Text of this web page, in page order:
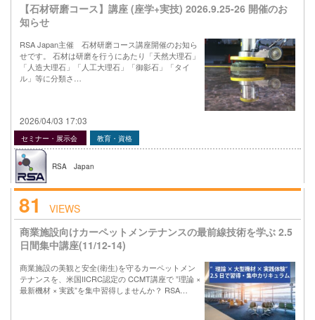
【石材研磨コース】講座 (座学+実技) 2026.9.25-26 開催のお
知らせ
RSA Japan主催 石材研磨コース講座開催のお知ら
せです。 石材は研磨を行うにあたり「天然大理石」
「人造大理石」「人工大理石」「御影石」「タイ
ル」等に分類さ…
2026/04/03 17:03
セミナー・展示会 教育・資格
RSA Japan
81
VIEWS
商業施設向けカーペットメンテナンスの最前線技術を学ぶ 2.5
日間集中講座(11/12-14)
商業施設の美観と安全(衛生)を守るカーペットメン
テナンスを、米国IICRC認定の CCMT講座で ”理論 ×
最新機材 × 実践”を集中習得しませんか？ RSA…